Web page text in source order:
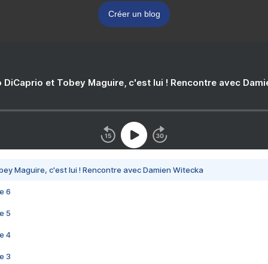
Créer un blog
DiCaprio et Tobey Maguire, c'est lui ! Rencontre avec
Maguire, c'est lui ! Rencontre avec Damien Witecka
6
5
4
3